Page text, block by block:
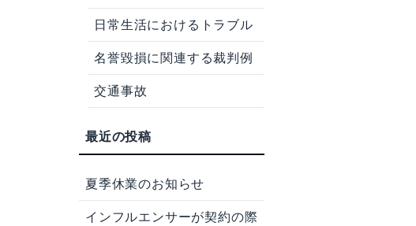
日常生活におけるトラブル
名誉毀損に関連する裁判例
交通事故
夏季休業のお知らせ
インフルエンサーが契約の際